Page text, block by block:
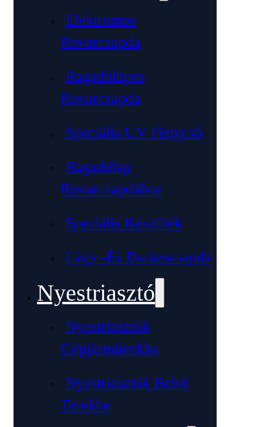
Elektromos
Rovarcsapda
Ragadólapos
Rovarcsapda
Speciális UV Fénycső
Ragadólap
Rovarcsapdához
Speciális Készülék
Légy -és Darázscsapda
Nyestriasztó
Nyestriasztók
Gépjárművekbe
Nyestriasztók Belső
Terekbe